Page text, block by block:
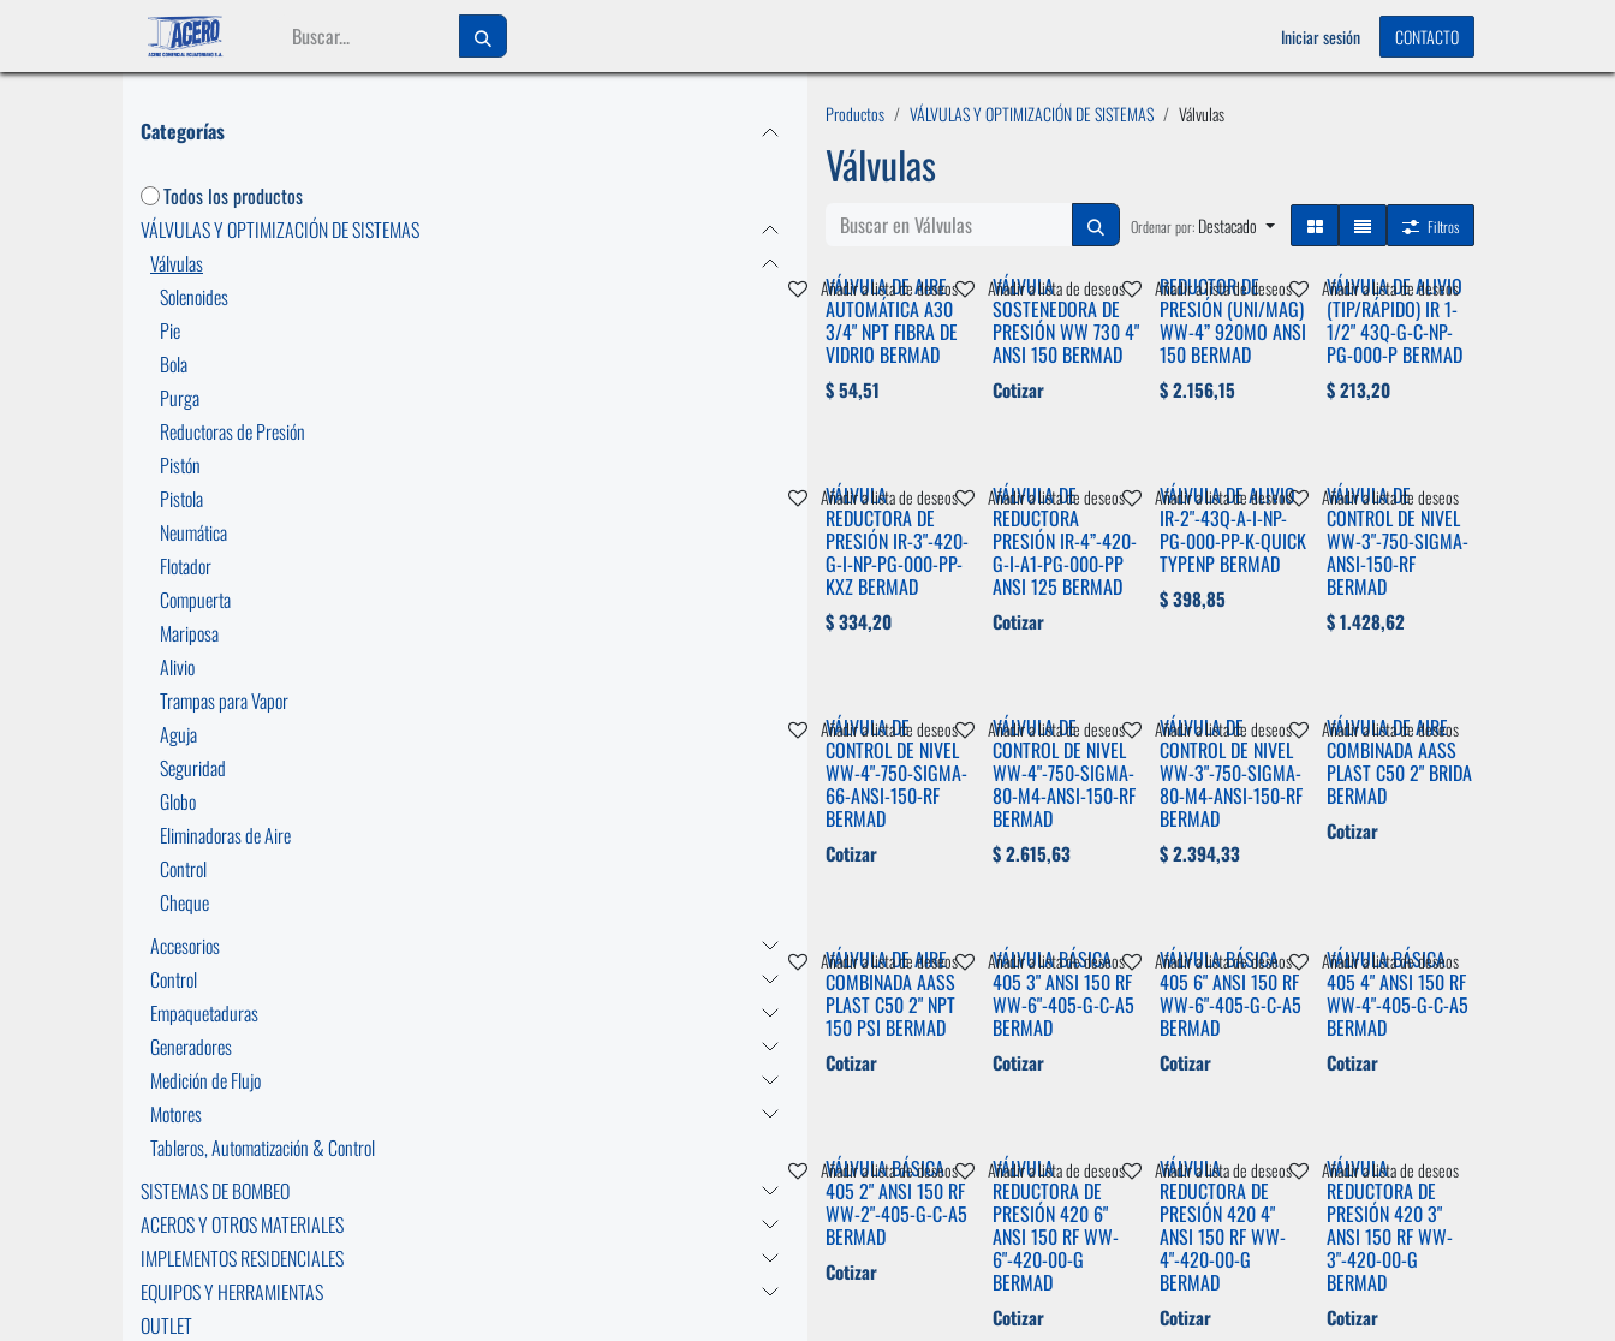
Iniciar sesión CONTACTO
Categorías
Todos los productos
VÁLVULAS Y OPTIMIZACIÓN DE SISTEMAS
Válvulas
Solenoides
Pie
Bola
Purga
Reductoras de Presión
Pistón
Pistola
Neumática
Flotador
Compuerta
Mariposa
Alivio
Trampas para Vapor
Aguja
Seguridad
Globo
Eliminadoras de Aire
Control
Cheque
Accesorios
Control
Empaquetaduras
Generadores
Medición de Flujo
Motores
Tableros, Automatización & Control
SISTEMAS DE BOMBEO
ACEROS Y OTROS MATERIALES
IMPLEMENTOS RESIDENCIALES
EQUIPOS Y HERRAMIENTAS
OUTLET
Productos VÁLVULAS Y OPTIMIZACIÓN DE SISTEMAS Válvulas
Válvulas
Ordenar por: Destacado Filtros
VÁLVULA DE AIRE
AUTOMÁTICA A30
3/4" NPT FIBRA DE
VIDRIO BERMAD
$54,51
Añadir a lista de deseos VÁLVULA
SOSTENEDORA DE
PRESIÓN WW 730 4"
ANSI 150 BERMAD
Cotizar
Añadir a lista de deseos REDUCTOR DE
PRESIÓN (UNI/MAG)
WW-4” 920MO ANSI
150 BERMAD
$2.156,15
Añadir a lista de deseos VÁLVULA DE ALIVIO
(TIP/RÁPIDO) IR 1-
1/2" 43Q-G-C-NP-
PG-000-P BERMAD
$213,20
Añadir a lista de deseos
VÁLVULA
REDUCTORA DE
PRESIÓN IR-3"-420-
G-I-NP-PG-000-PP-
KXZ BERMAD
$334,20
Añadir a lista de deseos VÁLVULA DE
REDUCTORA
PRESIÓN IR-4”-420-
G-I-A1-PG-000-PP
ANSI 125 BERMAD
Cotizar
Añadir a lista de deseos VÁLVULA DE ALIVIO
IR-2"-43Q-A-I-NP-
PG-000-PP-K-QUICK
TYPENP BERMAD
$398,85
Añadir a lista de deseos VÁLVULA DE
CONTROL DE NIVEL
WW-3"-750-SIGMA-
ANSI-150-RF
BERMAD
$1.428,62
Añadir a lista de deseos
VÁLVULA DE
CONTROL DE NIVEL
WW-4"-750-SIGMA-
66-ANSI-150-RF
BERMAD
Cotizar
Añadir a lista de deseos VÁLVULA DE
CONTROL DE NIVEL
WW-4"-750-SIGMA-
80-M4-ANSI-150-RF
BERMAD
$2.615,63
Añadir a lista de deseos VÁLVULA DE
CONTROL DE NIVEL
WW-3"-750-SIGMA-
80-M4-ANSI-150-RF
BERMAD
$2.394,33
Añadir a lista de deseos VÁLVULA DE AIRE
COMBINADA AASS
PLAST C50 2" BRIDA
BERMAD
Cotizar
Añadir a lista de deseos
VÁLVULA DE AIRE
COMBINADA AASS
PLAST C50 2" NPT
150 PSI BERMAD
Cotizar
Añadir a lista de deseos VÁLVULA BÁSICA
405 3" ANSI 150 RF
WW-6"-405-G-C-A5
BERMAD
Cotizar
Añadir a lista de deseos VÁLVULA BÁSICA
405 6" ANSI 150 RF
WW-6"-405-G-C-A5
BERMAD
Cotizar
Añadir a lista de deseos VÁLVULA BÁSICA
405 4" ANSI 150 RF
WW-4"-405-G-C-A5
BERMAD
Cotizar
Añadir a lista de deseos
VÁLVULA BÁSICA
405 2" ANSI 150 RF
WW-2"-405-G-C-A5
BERMAD
Cotizar
Añadir a lista de deseos VÁLVULA
REDUCTORA DE
PRESIÓN 420 6"
ANSI 150 RF WW-
6"-420-00-G
BERMAD
Cotizar
Añadir a lista de deseos VÁLVULA
REDUCTORA DE
PRESIÓN 420 4"
ANSI 150 RF WW-
4"-420-00-G
BERMAD
Cotizar
Añadir a lista de deseos VÁLVULA
REDUCTORA DE
PRESIÓN 420 3"
ANSI 150 RF WW-
3"-420-00-G
BERMAD
Cotizar
Añadir a lista de deseos